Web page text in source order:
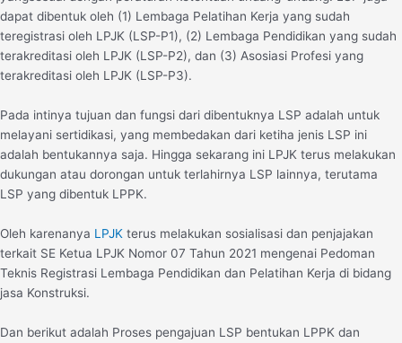
dapat dibentuk oleh (1) Lembaga Pelatihan Kerja yang sudah
teregistrasi oleh LPJK (LSP-P1), (2) Lembaga Pendidikan yang sudah
terakreditasi oleh LPJK (LSP-P2), dan (3) Asosiasi Profesi yang
terakreditasi oleh LPJK (LSP-P3).
Pada intinya tujuan dan fungsi dari dibentuknya LSP adalah untuk
melayani sertidikasi, yang membedakan dari ketiha jenis LSP ini
adalah bentukannya saja. Hingga sekarang ini LPJK terus melakukan
dukungan atau dorongan untuk terlahirnya LSP lainnya, terutama
LSP yang dibentuk LPPK.
Oleh karenanya LPJK terus melakukan sosialisasi dan penjajakan
terkait SE Ketua LPJK Nomor 07 Tahun 2021 mengenai Pedoman
Teknis Registrasi Lembaga Pendidikan dan Pelatihan Kerja di bidang
jasa Konstruksi.
Dan berikut adalah Proses pengajuan LSP bentukan LPPK dan